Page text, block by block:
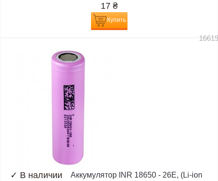
17 ₴
Купить
✓ В наличии
Аккумулятор INR 18650 - 26E, (Li-ion